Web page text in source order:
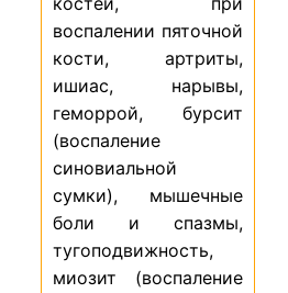
воспалении пяточной
кости, артриты,
ишиас, нарывы,
геморрой, бурсит
(воспаление
синовиальной
сумки), мышечные
боли и спазмы,
тугоподвижность,
миозит (воспаление